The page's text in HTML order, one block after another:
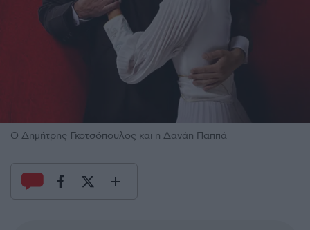
Ο Δημήτρης Γκοτσόπουλος και η Δανάη Παππά